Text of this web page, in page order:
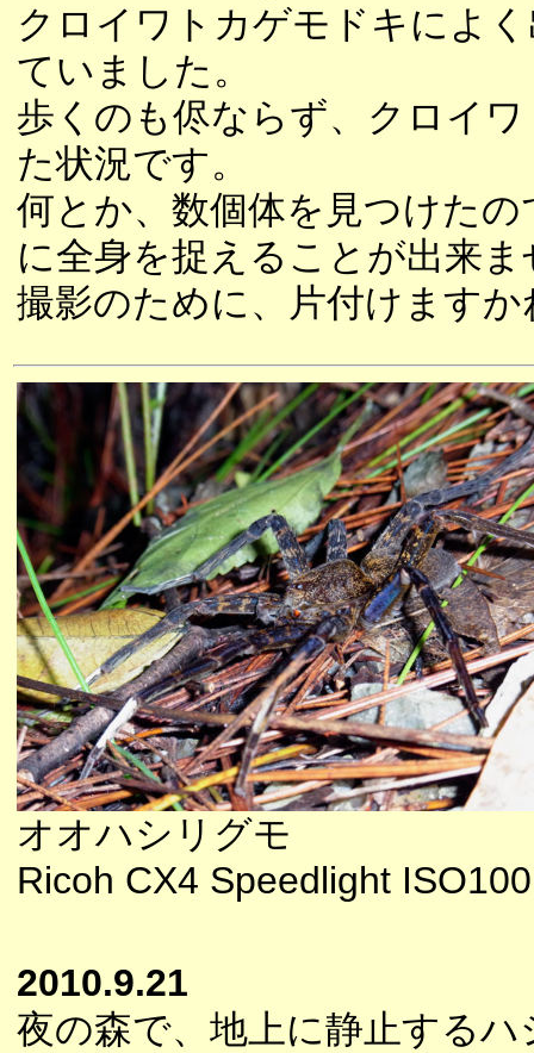
クロイワトカゲモドキによ
ていました。
歩くのも侭ならず、クロイ
た状況です。
何とか、数個体を見つけた
に全身を捉えることが出来
撮影のために、片付けますか
オオハシリグモ
Ricoh CX4 Speedlight ISO100
2010.9.21
夜の森で、地上に静止する